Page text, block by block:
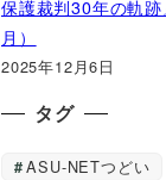
保護裁判30年の軌
月）
2025年12月6日
タグ
ASU-NETつどい